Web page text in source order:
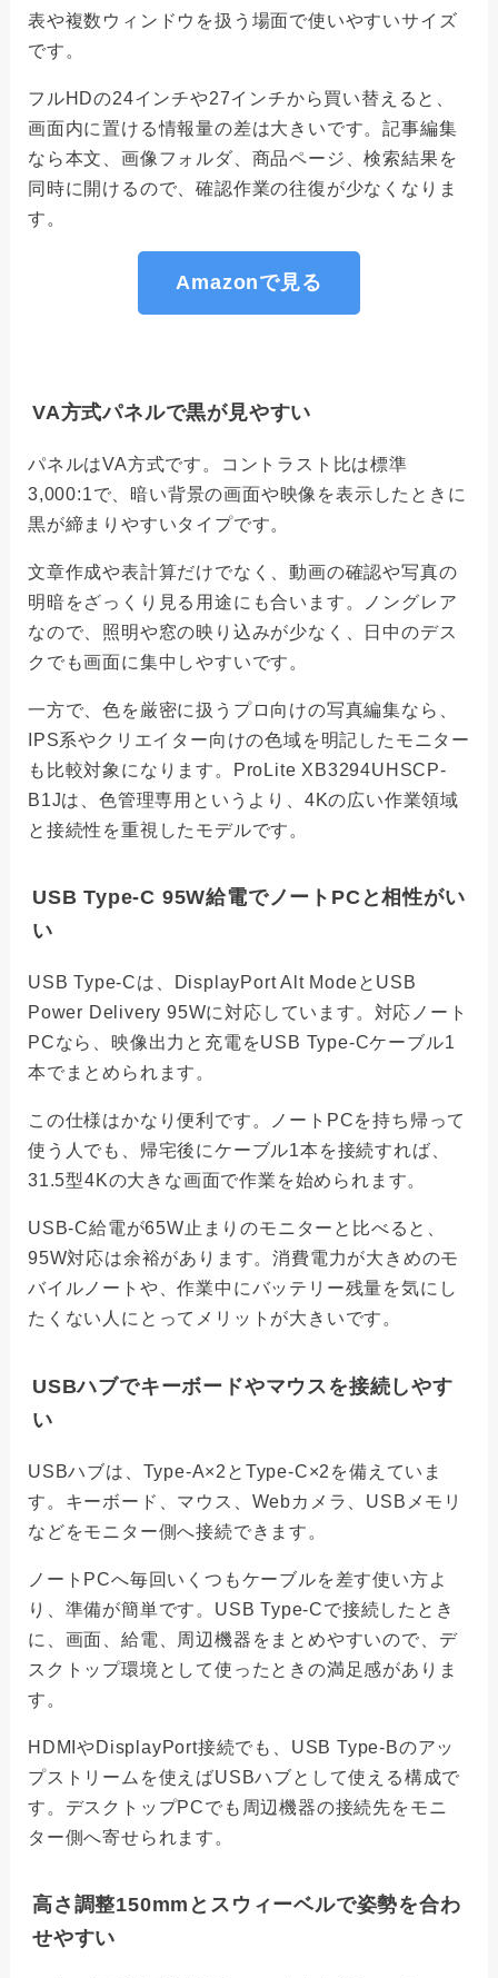
表や複数ウィンドウを扱う場面で使いやすいサイズ
です。
フルHDの24インチや27インチから買い替えると、
画面内に置ける情報量の差は大きいです。記事編集
なら本文、画像フォルダ、商品ページ、検索結果を
同時に開けるので、確認作業の往復が少なくなりま
す。
Amazonで見る
VA方式パネルで黒が見やすい
パネルはVA方式です。コントラスト比は標準
3,000:1で、暗い背景の画面や映像を表示したときに
黒が締まりやすいタイプです。
文章作成や表計算だけでなく、動画の確認や写真の
明暗をざっくり見る用途にも合います。ノングレア
なので、照明や窓の映り込みが少なく、日中のデス
クでも画面に集中しやすいです。
一方で、色を厳密に扱うプロ向けの写真編集なら、
IPS系やクリエイター向けの色域を明記したモニター
も比較対象になります。ProLite XB3294UHSCP-
B1Jは、色管理専用というより、4Kの広い作業領域
と接続性を重視したモデルです。
USB Type-C 95W給電でノートPCと相性がい
い
USB Type-Cは、DisplayPort Alt ModeとUSB
Power Delivery 95Wに対応しています。対応ノート
PCなら、映像出力と充電をUSB Type-Cケーブル1
本でまとめられます。
この仕様はかなり便利です。ノートPCを持ち帰って
使う人でも、帰宅後にケーブル1本を接続すれば、
31.5型4Kの大きな画面で作業を始められます。
USB-C給電が65W止まりのモニターと比べると、
95W対応は余裕があります。消費電力が大きめのモ
バイルノートや、作業中にバッテリー残量を気にし
たくない人にとってメリットが大きいです。
USBハブでキーボードやマウスを接続しやす
い
USBハブは、Type-A×2とType-C×2を備えていま
す。キーボード、マウス、Webカメラ、USBメモリ
などをモニター側へ接続できます。
ノートPCへ毎回いくつもケーブルを差す使い方よ
り、準備が簡単です。USB Type-Cで接続したとき
に、画面、給電、周辺機器をまとめやすいので、デ
スクトップ環境として使ったときの満足感がありま
す。
HDMIやDisplayPort接続でも、USB Type-Bのアッ
プストリームを使えばUSBハブとして使える構成で
す。デスクトップPCでも周辺機器の接続先をモニ
ター側へ寄せられます。
高さ調整150mmとスウィーベルで姿勢を合わ
せやすい